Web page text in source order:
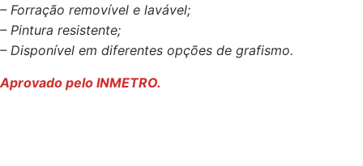
– Forração removível e lavável;
– Pintura resistente;
– Disponível em diferentes opções de grafismo.
Aprovado pelo INMETRO.